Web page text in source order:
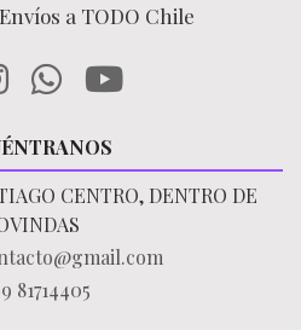
a TODO Chile
CENTRO, DENTRO DE
81714405